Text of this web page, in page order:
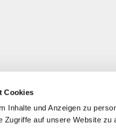
Cookies
Inhalte und Anzeigen zu
Zugriffe auf unsere Website